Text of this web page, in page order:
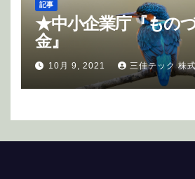
記事
★中小企業庁『もの
金』
10月 9, 2021 三佳テック 株